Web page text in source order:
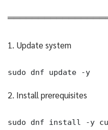
1. Update system
sudo dnf update -y
2. Install prerequisites
sudo dnf install -y